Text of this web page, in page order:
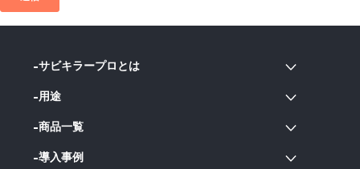
サビキラープロとは
用途
商品一覧
導入事例